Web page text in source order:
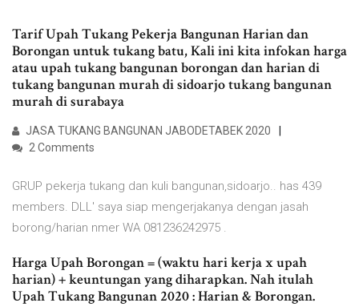
Tarif Upah Tukang Pekerja Bangunan Harian dan
Borongan untuk tukang batu, Kali ini kita infokan harga
atau upah tukang bangunan borongan dan harian di
tukang bangunan murah di sidoarjo tukang bangunan
murah di surabaya
JASA TUKANG BANGUNAN JABODETABEK 2020
2 Comments
GRUP pekerja tukang dan kuli bangunan,sidoarjo.. has 439
members. DLL' saya siap mengerjakanya dengan jasah
borong/harian nmer WA 081236242975 .
Harga Upah Borongan = (waktu hari kerja x upah
harian) + keuntungan yang diharapkan. Nah itulah
Upah Tukang Bangunan 2020 : Harian & Borongan.